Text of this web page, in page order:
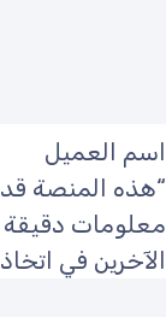
اسم العميل
“هذه المنصة
معلومات دقيقة
الآخرين في